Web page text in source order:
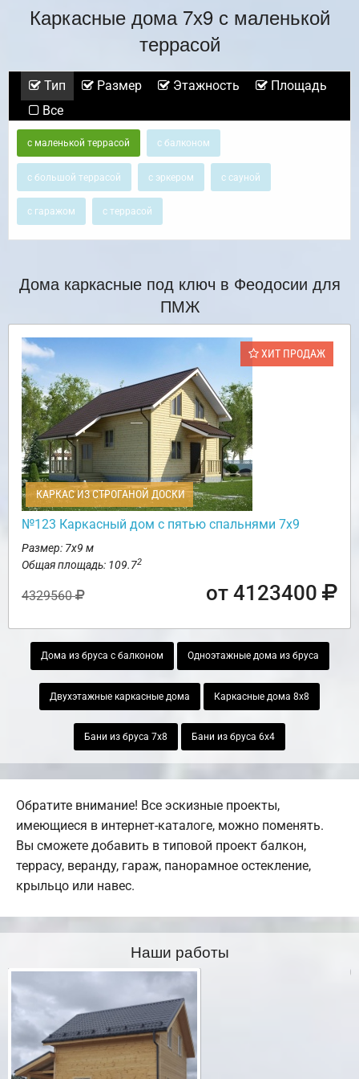
Каркасные дома 7х9 с маленькой
террасой
Тип Размер Этажность
Площадь
Все
с маленькой террасой с балконом
с большой террасой с эркером с сауной
с гаражом с террасой
Дома каркасные под ключ в Феодосии для
ПМЖ
ХИТ ПРОДАЖ
КАРКАС ИЗ СТРОГАНОЙ ДОСКИ
№123 Каркасный дом с пятью спальнями 7х9
Размер: 7х9 м
Общая площадь: 109.72
4329560 от 4123400
Дома из бруса с балконом Одноэтажные дома из бруса
Двухэтажные каркасные дома Каркасные дома 8х8
Бани из бруса 7х8 Бани из бруса 6х4
Обратите внимание! Все эскизные проекты,
имеющиеся в интернет-каталоге, можно поменять.
Вы сможете добавить в типовой проект балкон,
террасу, веранду, гараж, панорамное остекление,
крыльцо или навес.
Наши работы